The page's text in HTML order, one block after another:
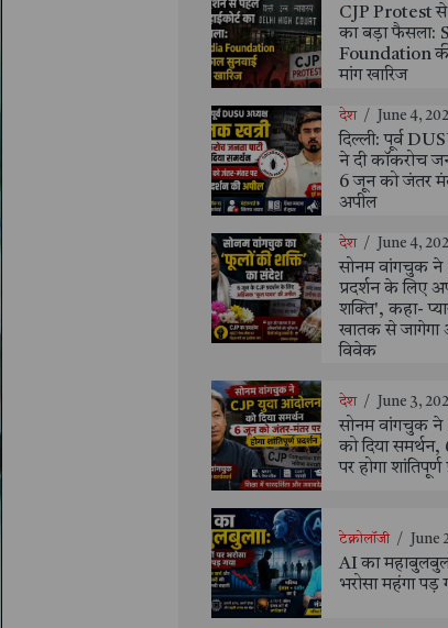
CJP Protest से
का बड़ा फैसला:
Foundation
मांग खारिज
देश / June 4,
दिल्ली: पूर्व
ने दी कॉकरोच
6 जून को जंतर
अपील
देश / June 4,
सोनम वांगचुक
प्रदर्शन के लिए
शक्ति', कहा-
खातक से जागेगा
विवेक
देश / June 3,
सोनम वांगचुक ने
को दिया
पर होगा शांतिपूर्ण
टेक्नोलॉजी / June
AI का
भरोसा महंगा